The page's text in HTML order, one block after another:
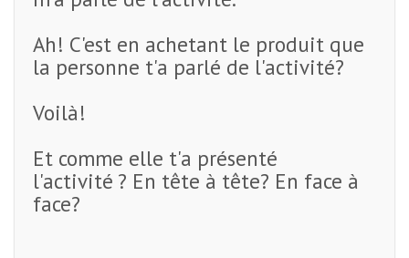
Ah! C'est en achetant le produit que
la personne t'a parlé de l'activité?
Voilà!
Et comme elle t'a présenté
l'activité ? En tête à tête? En face à
face?